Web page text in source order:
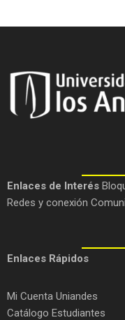
Enlaces de Interés
Redes y conexión
Enlaces Rápidos
Mi Cuenta Uniandes
Catálogo Estudiantes